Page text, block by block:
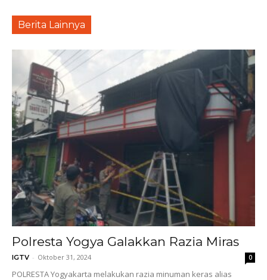
Berita Lainnya
Polresta Yogya Galakkan Razia Miras
IGTV - Oktober 31, 2024 0
POLRESTA Yogyakarta melakukan razia minuman keras alias